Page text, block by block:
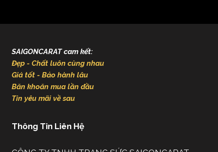
SAIGONCARAT cam kết:
Đẹp - Chất luôn cùng nhau
Giá tốt - Bảo hành lâu
Băn khoăn mua lần đầu
Tin yêu mãi về sau
Thông Tin Liên Hệ